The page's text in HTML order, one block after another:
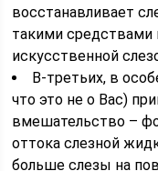
восстанавливает
такими средствами
искусственной
В-третьих, в
что это не о Вас)
вмешательство –
оттока слезной
больше слезы на